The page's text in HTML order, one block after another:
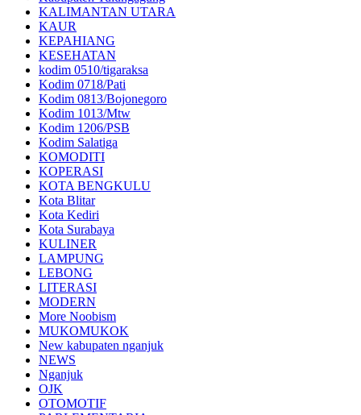
KALIMANTAN UTARA
KAUR
KEPAHIANG
KESEHATAN
kodim 0510/tigaraksa
Kodim 0718/Pati
Kodim 0813/Bojonegoro
Kodim 1013/Mtw
Kodim 1206/PSB
Kodim Salatiga
KOMODITI
KOPERASI
KOTA BENGKULU
Kota Blitar
Kota Kediri
Kota Surabaya
KULINER
LAMPUNG
LEBONG
LITERASI
MODERN
More Noobism
MUKOMUKOK
New kabupaten nganjuk
NEWS
Nganjuk
OJK
OTOMOTIF